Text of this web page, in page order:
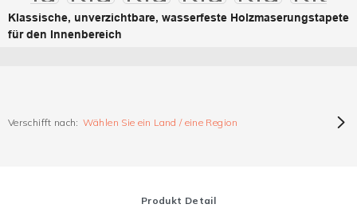
Klassische, unverzichtbare, wasserfeste Holzmaserungstapete
für den Innenbereich
Verschifft nach: Wählen Sie ein Land / eine Region
Produkt Detail